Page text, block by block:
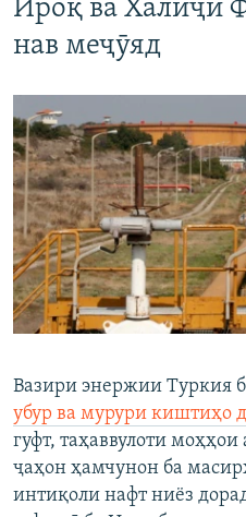
Ироқ ва Халиҷи
нав меҷӯяд
Вазири энержии Туркия
убур ва мурури киштиҳо
гуфт, таҳаввулоти
ҷаҳон ҳамчунон ба
интиқоли нафт ниёз